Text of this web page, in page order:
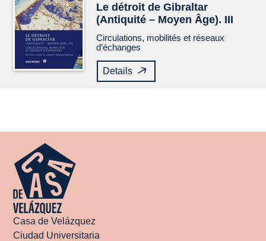
Le détroit de Gibraltar
(Antiquité – Moyen Âge). III
Circulations, mobilités et réseaux
d’échanges
Details
Casa de Velázquez
Ciudad Universitaria